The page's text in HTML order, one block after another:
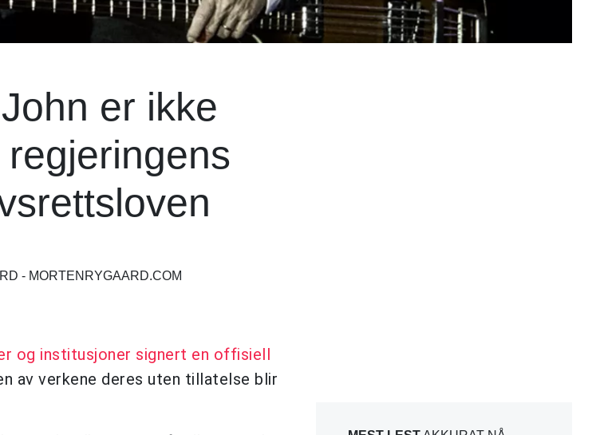
er ikke
- MORTENRYGAARD.COM
og institusjoner signert en offisiell
av verkene deres uten tillatelse blir